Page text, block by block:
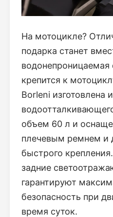
На мотоцикле?
подарка станет
водонепроницаемая
крепится к
Borleni изготовлена
объем 60 л и
плечевым ремнем и
быстрого
задние
гарантируют
безопасность при
время суток.